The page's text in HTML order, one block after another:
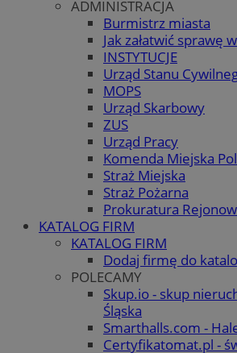
ADMINISTRACJA
Burmistrz miasta
Jak załatwić sprawę
INSTYTUCJE
Urząd Stanu
MOPS
Urząd Skarbowy
ZUS
Urząd Pracy
Komenda Miejska
Straż Miejska
Straż Pożarna
Prokuratura
KATALOG FIRM
KATALOG FIRM
Dodaj firmę do
POLECAMY
Skup.io - skup
Śląska
Smarthalls.com -
Certyfikatomat.pl -